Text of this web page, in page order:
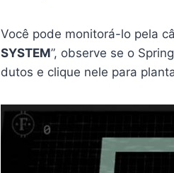
Você pode monitorá-lo pela
SYSTEM”, observe se o
dutos e clique nele para